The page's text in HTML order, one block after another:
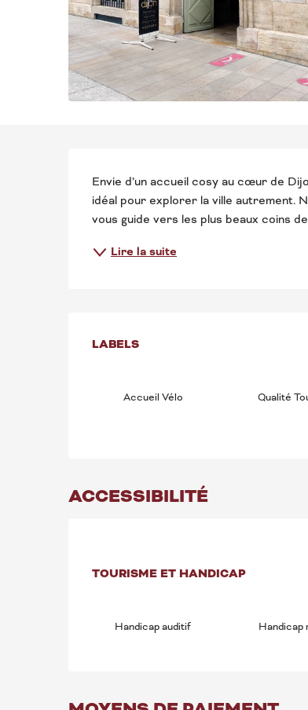
DESCRIPTION
Envie d’un accueil cosy au cœur de
idéal pour explorer la ville autrement.
vous guide vers les plus beaux coins
Lire la suite
OFFRES DE
LABELS
LABELS
Accueil Vélo Qualité
ACCESSIBILITÉ
TOURISME ET HANDICAP
TOURISME ET HANDICAP
Handicap auditif Handicap